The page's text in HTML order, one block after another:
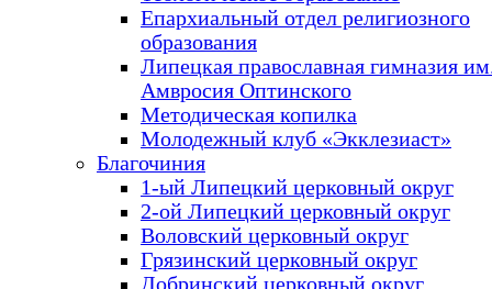
Епархиальный отдел религиозного
образования
Липецкая православная гимназия
Амвросия Оптинского
Методическая копилка
Молодежный клуб «Экклезиаст»
Благочиния
1-ый Липецкий церковный округ
2-ой Липецкий церковный округ
Воловский церковный округ
Грязинский церковный округ
Добринский церковный округ